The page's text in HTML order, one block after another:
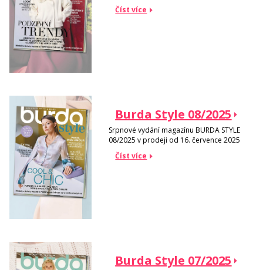
Číst více
Burda Style 08/2025
Srpnové vydání magazínu BURDA STYLE
08/2025 v prodeji od 16. července 2025
Číst více
Burda Style 07/2025